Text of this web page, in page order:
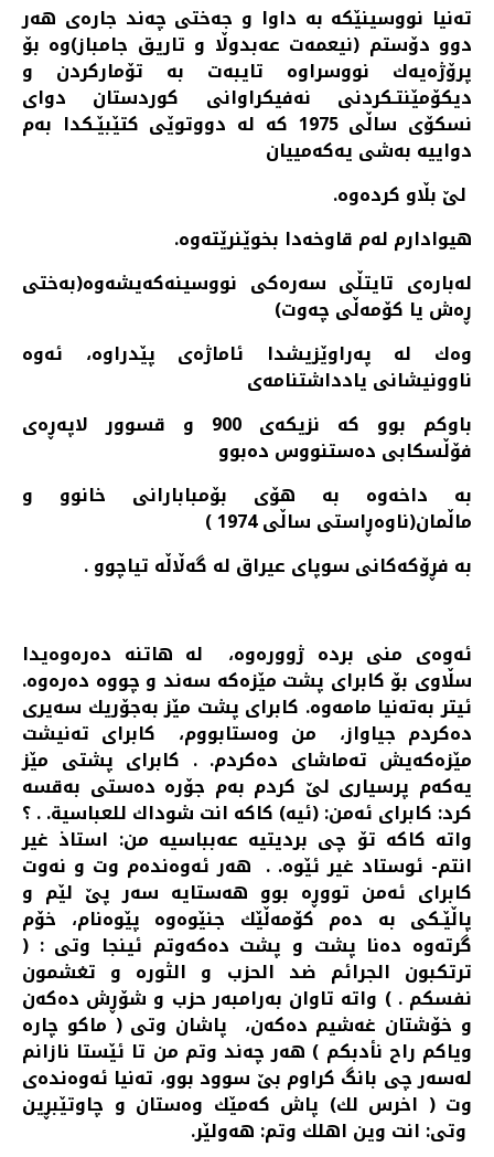
ته‌نیا نووسینێكه‌ به‌ داوا و جه‌ختی چه‌ند جاره‌ی هه‌ر
دوو دۆستم (نیعمه‌ت عه‌بدوڵا و تاریق جامباز)وه‌ بۆ
پرۆژه‌یه‌ك نووسراوه تایبه‌ت به‌‌ تۆماركردن و
دیكۆمێنتـكردنی نه‌فیكراوانی كوردستان دوای
نسكۆی ساڵی 1975 كه‌ له‌ دووتوێی كتێبێـكدا به‌م
دواییه‌ به‌شی یه‌كه‌مییان
لێ بڵاو كرده‌وه‌.
هیوادارم له‌م قاوخه‌دا بخوێنرێته‌وه‌.
له‌باره‌ی تایتڵی سه‌ره‌كی نووسینه‌كه‌یشه‌وه‌(به‌ختی
ڕه‌ش یا كۆمه‌ڵی چه‌وت)
وه‌ك له‌ په‌راوێزیشدا ئاماژه‌ی پێدراوه‌، ئه‌وه‌
ناوونیشانی یادداشتنامه‌ی
باوكم بوو كه‌ نزیكه‌ی 900 و قسوور لاپه‌ڕه‌ی
فۆڵسكابی ده‌ستنووس ده‌بوو
به‌ داخه‌وه‌ به‌ هۆی بۆمبابارانی خانوو و
ماڵمان(ناوه‌ڕاستی ساڵی 1974 )
به‌ فڕۆكه‌كانی سوپای عیراق له‌ گه‌ڵاڵه‌ تیاچوو .
ئه‌وه‌ی منی برده‌ ژووره‌وه‌، له‌ هاتنه‌ ده‌ره‌وه‌یدا
سڵاوی بۆ كابرای پشت مێزه‌كه‌ سه‌ند و چووه‌ ده‌ره‌وه‌.
ئیتر به‌ته‌نیا مامه‌وه‌. كابرای پشت مێز به‌جۆریك سه‌یری
ده‌كردم جیاواز، من وه‌ستابووم، كابرای ته‌نیشت
مێزه‌كه‌یش ته‌ماشای ده‌كردم. . كابرای پشتی مێز
یه‌كه‌م پرسیاری لێ كردم به‌م جۆره‌ ده‌ستی به‌قسه‌
كرد: كابرای ئه‌من: (ئیه) كاكه‌ انت شوداك للعباسیة‌. . ؟
واته‌ كاكه‌ تۆ چی بردیتیه‌ عه‌بباسیه‌ من: استاذ غیر
انتم- ئوستاد غیر ئێوه‌. . هه‌ر ئه‌وه‌نده‌م وت و نه‌وت
كابرای ئه‌من تووڕه‌ بوو هه‌ستایه‌ سه‌ر پێ لێم و
پاڵێـكی به‌ ده‌م كۆمه‌ڵێك جنێوه‌وه‌ پێوه‌نام، خۆم
گرته‌وه‌ ده‌نا پشت و پشت ده‌كه‌وتم ئینجا وتی : (
ترتكبون الجرائم ضد الحزب و الثوره‌ و تغشمون
نفسكم . ) واته‌ تاوان به‌رامبه‌ر حزب و شۆڕش ده‌كه‌ن
و خۆشتان غه‌شیم ده‌كه‌ن، پاشان وتی ( ماكو چاره‌
ویاكم راح نأدبكم ) هه‌ر چه‌ند وتم من تا ئێستا نازانم
له‌سه‌ر چی بانگ كراوم بێ سوود بوو، ته‌نیا ئه‌وه‌نده‌ی
وت ( اخرس لك) پاش كه‌مێك وه‌ستان و چاوتێبڕین
وتی: انت وین اهلك وتم: هه‌ولێر.